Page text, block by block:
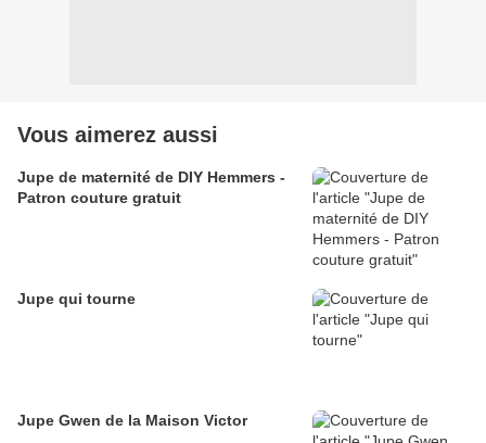
Vous aimerez aussi
Jupe de maternité de DIY Hemmers -
Patron couture gratuit
Jupe qui tourne
Jupe Gwen de la Maison Victor